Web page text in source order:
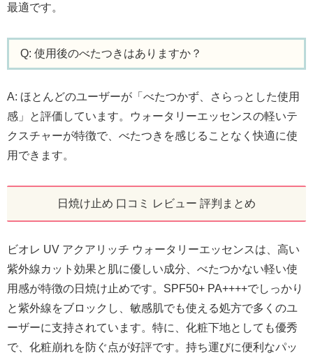
最適です。
Q: 使用後のべたつきはありますか？
A: ほとんどのユーザーが「べたつかず、さらっとした使用
感」と評価しています。ウォータリーエッセンスの軽いテ
クスチャーが特徴で、べたつきを感じることなく快適に使
用できます。
日焼け止め 口コミ レビュー 評判まとめ
ビオレ UV アクアリッチ ウォータリーエッセンスは、高い
紫外線カット効果と肌に優しい成分、べたつかない軽い使
用感が特徴の日焼け止めです。SPF50+ PA++++でしっかり
と紫外線をブロックし、敏感肌でも使える処方で多くのユ
ーザーに支持されています。特に、化粧下地としても優秀
で、化粧崩れを防ぐ点が好評です。持ち運びに便利なパッ